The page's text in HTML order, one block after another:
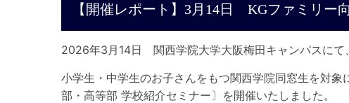
【開催レポート】3月14日 KGファミリー
2026年3月14日 関西学院大学大阪梅田キャンパスにて、
小学生・中学生のお子さんをもつ関西学院同窓生を対
部・高等部 学校紹介セミナー〕を開催いたしました。